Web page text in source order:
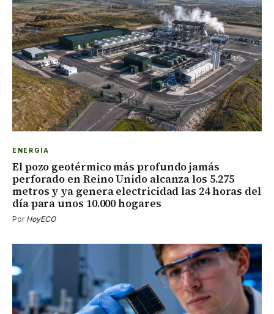
ENERGÍA
El pozo geotérmico más profundo jamás
perforado en Reino Unido alcanza los 5.275
metros y ya genera electricidad las 24 horas del
día para unos 10.000 hogares
Por HoyECO